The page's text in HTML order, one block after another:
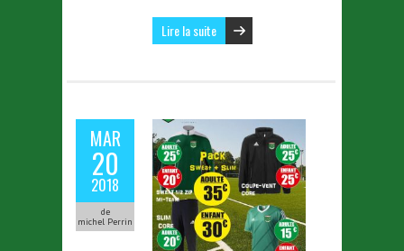
Lire la suite
MAR
20
2018
de
michel Perrin